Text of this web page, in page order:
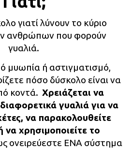
γιατί λύνουν το κύριο
ανθρώπων που φορούν
γυαλιά.
μυωπία ή αστιγματισμό,
πόσο δύσκολο είναι να
κοντά. Χρειάζεται να
γυαλιά για να
να παρακολουθείτε
να χρησιμοποιείτε το
ονειρεύεστε ΕΝΑ σύστημα